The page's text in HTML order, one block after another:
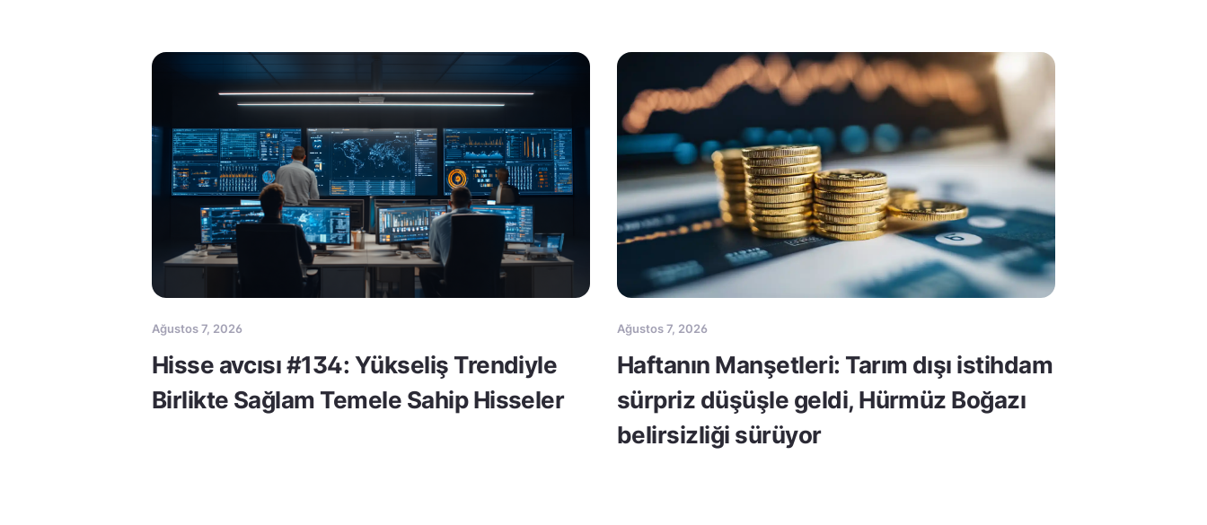
Ağustos 7, 2026
Hisse avcısı #134: Yükseliş Trendiyle
Birlikte Sağlam Temele Sahip Hisseler
Ağustos 7, 2026
Haftanın Manşetleri: Tarım dışı istihdam
sürpriz düşüşle geldi, Hürmüz Boğazı
belirsizliği sürüyor